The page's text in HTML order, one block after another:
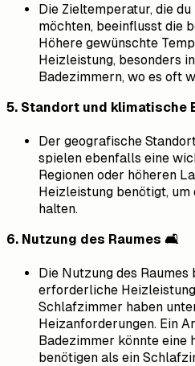
Die Zieltemperatur, die
möchten, beeinflusst die
Höhere gewünschte
Heizleistung, besonders
Badezimmern, wo es oft
5. Standort und klimatische
Der geografische
spielen ebenfalls eine
Regionen oder höheren
Heizleistung benötigt, um
halten.
6. Nutzung des Raumes 🛋️
Die Nutzung des
erforderliche
Schlafzimmer haben
Heizanforderungen. Ein
Badezimmer könnte eine
benötigen als ein